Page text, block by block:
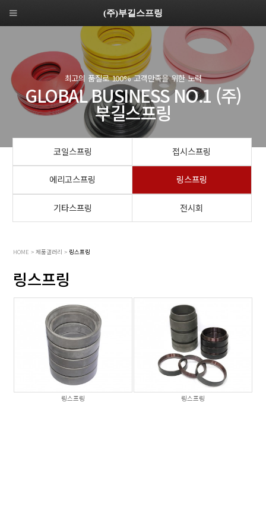
최고의 품질로 100% 고객만족을 위한 노력
GLOBAL BUSINESS NO.1 (주)
부길스프링
코일스프링 접시스프링
에리고스프링 링스프링
기타스프링 전시회
HOME > 제품갤러리 > 링스프링
링스프링
링스프링 링스프링
(주)부길스프링